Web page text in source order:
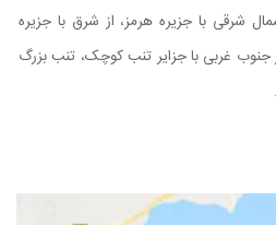
شرقی با جزیره هرمز، از شرق با جزیره
جنوب غربی با جزایر تنب کوچک، تنب بزرگ